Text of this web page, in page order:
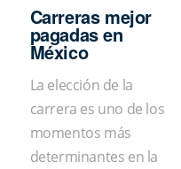
Carreras mejor
pagadas en
México
La elección de la
carrera es uno de los
momentos más
determinantes en la